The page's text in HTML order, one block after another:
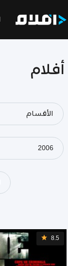
أفلام
الأقسام
2006
8.5